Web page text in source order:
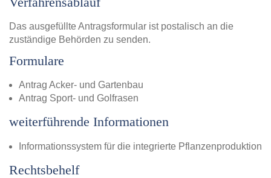
Das ausgefüllte Antragsformular ist postalisch an die
zuständige Behörden zu senden.
Formulare
Antrag Acker- und Gartenbau
Antrag Sport- und Golfrasen
weiterführende Informationen
Informationssystem für die integrierte Pflanzenproduktion
Rechtsbehelf